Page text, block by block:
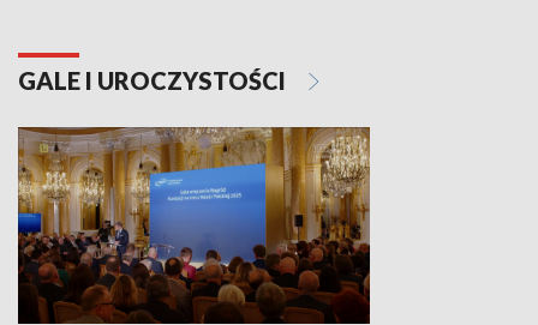
GALE I UROCZYSTOŚCI